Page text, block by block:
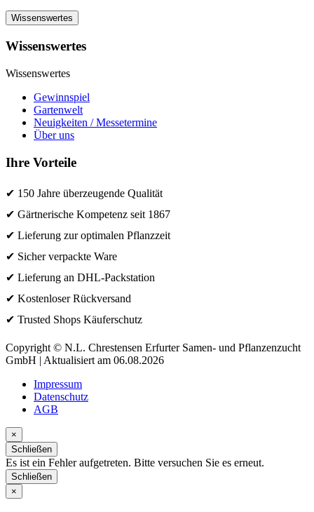
Wissenswertes
Wissenswertes
Wissenswertes
Gewinnspiel
Gartenwelt
Neuigkeiten / Messetermine
Über uns
Ihre Vorteile
✔ 150 Jahre überzeugende Qualität
✔ Gärtnerische Kompetenz seit 1867
✔ Lieferung zur optimalen Pflanzzeit
✔ Sicher verpackte Ware
✔ Lieferung an DHL-Packstation
✔ Kostenloser Rückversand
✔ Trusted Shops Käuferschutz
Copyright © N.L. Chrestensen Erfurter Samen- und Pflanzenzucht
GmbH | Aktualisiert am 06.08.2026
Impressum
Datenschutz
AGB
×
Schließen
Es ist ein Fehler aufgetreten. Bitte versuchen Sie es erneut.
Schließen
×